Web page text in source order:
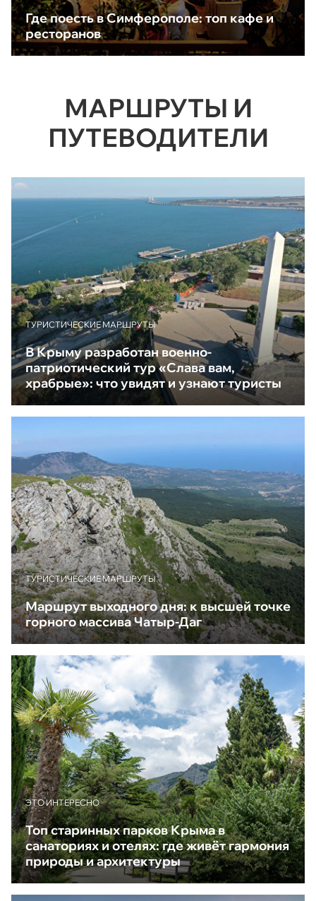
Где поесть в Симферополе: топ кафе и
ресторанов
МАРШРУТЫ И
ПУТЕВОДИТЕЛИ
ТУРИСТИЧЕСКИЕ МАРШРУТЫ
В Крыму разработан военно-
патриотический тур «Слава вам,
храбрые»: что увидят и узнают туристы
ТУРИСТИЧЕСКИЕ МАРШРУТЫ
Маршрут выходного дня: к высшей точке
горного массива Чатыр-Даг
ЭТО ИНТЕРЕСНО
Топ старинных парков Крыма в
санаториях и отелях: где живёт гармония
природы и архитектуры